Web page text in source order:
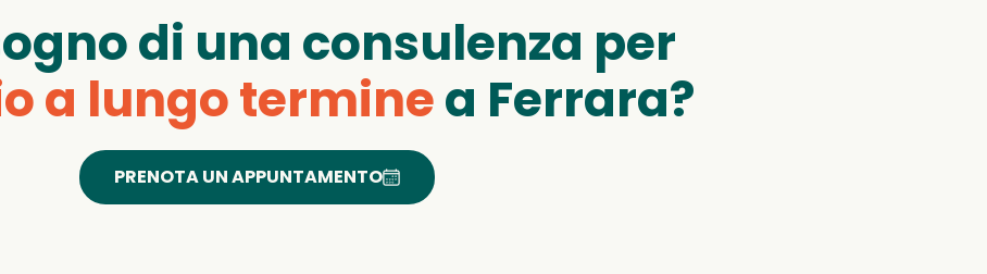
di una consulenza per
a lungo terminea Ferrara?
PRENOTA UN APPUNTAMENTO